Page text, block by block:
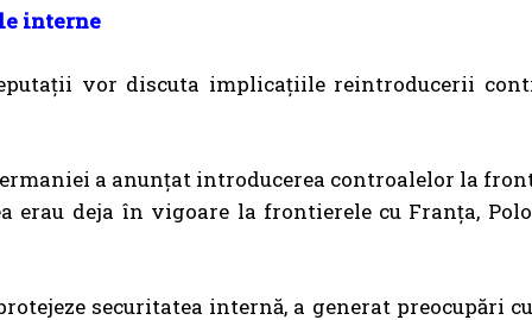
interne
vor discuta implicațiile reintroducerii
a anunțat introducerea controalelor la
erau deja în vigoare la frontierele cu Franța,
securitatea internă, a generat preocupări